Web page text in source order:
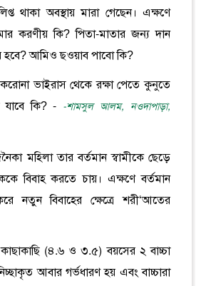
থাকা অবস্থায় মারা গেছেন। এক্ষণে
করণীয় কি? পিতা-মাতার জন্য দান
হবে? আমিও ছওয়াব পাবো কি?
ভাইরাস থেকে রক্ষা পেতে কুনুতে
যাবে কি? - -শামসুল আলম, নওদাপাড়া,
মহিলা তার বর্তমান স্বামীকে ছেড়ে
বিবাহ করতে চায়। এক্ষণে বর্তমান
নতুন বিবাহের ক্ষেত্রে শরী‘আতের
(৪.৬ ও ৩.৫) বয়সের ২ বাচ্চা
আবার গর্ভধারণ হয় এবং বাচ্চারা